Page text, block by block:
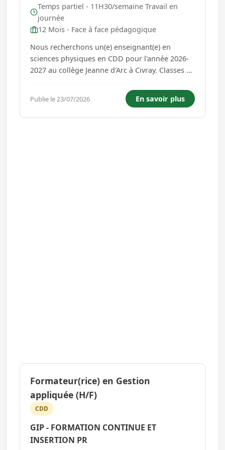
Temps partiel - 11H30/semaine Travail en
journée
12 Mois - Face à face pédagogique
Nous recherchons un(e) enseignant(e) en
sciences physiques en CDD pour l'année 2026-
2027 au collège Jeanne d'Arc à Civray. Classes de
d'enseignement plus une heure de labo , soit
un peu plus d'un mi-temps. Possibilité de
regrouper les heures sur troi...
Publie le 23/07/2026 En savoir plus
Formateur(rice) en Gestion
appliquée (H/F)
CDD
GIP - FORMATION CONTINUE ET
INSERTION PR